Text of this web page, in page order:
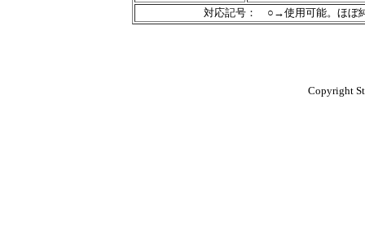
対応記号： ○→使用可能。
Copyright